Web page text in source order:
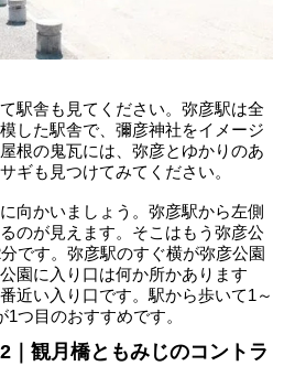
駅舎も見てください。弥彦駅は全
した駅舎で、彌彦神社をイメージ
根の鬼瓦には、弥彦とゆかりのあ
ギも見つけてみてください。
向かいましょう。弥彦駅から左側
のが見えます。そこはもう弥彦公
です。弥彦駅のすぐ横が弥彦公園
園に入り口は何か所かあります
近い入り口です。駅から歩いて1～
つ目のおすすめです。
｜観月橋ともみじのコントラ